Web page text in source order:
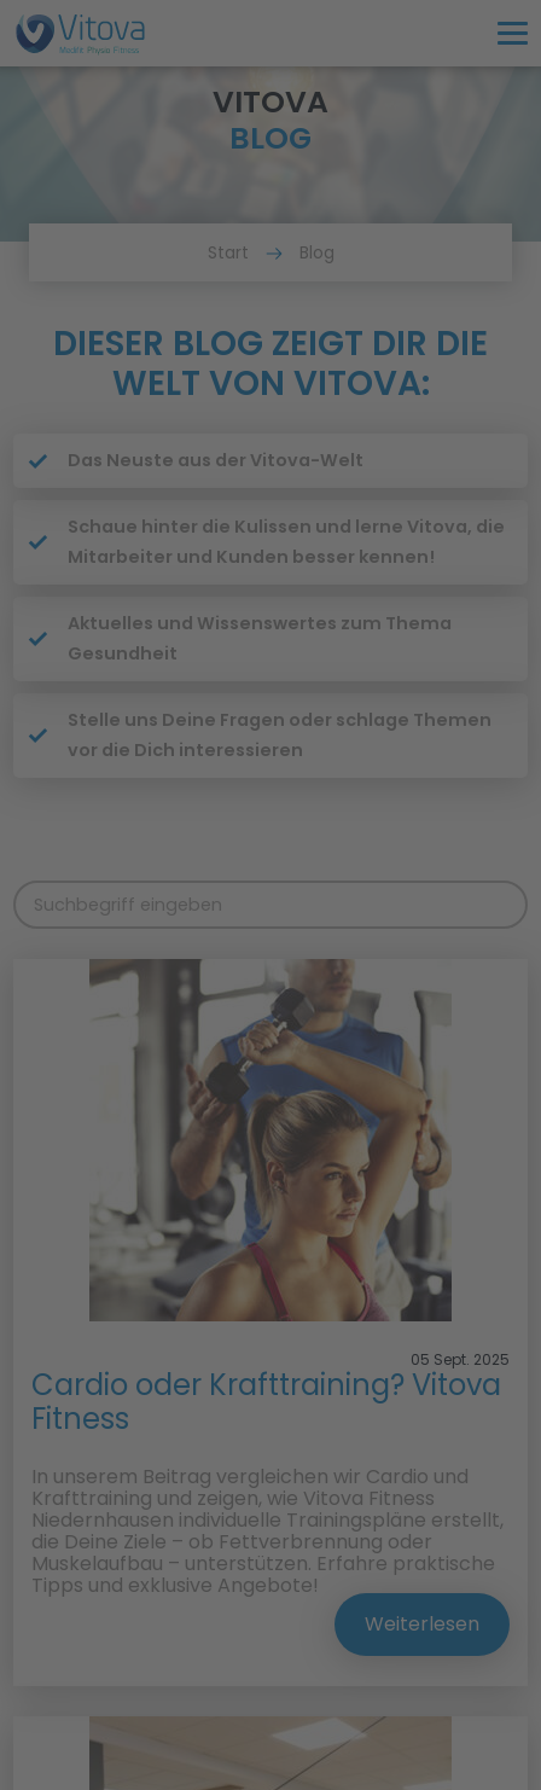
VITOVA
BLOG
Start Blog
DIESER BLOG ZEIGT DIR DIE
WELT VON VITOVA:
Das Neuste aus der Vitova-Welt
Schaue hinter die Kulissen und lerne Vitova, die
Mitarbeiter und Kunden besser kennen!
Aktuelles und Wissenswertes zum Thema
Gesundheit
Stelle uns Deine Fragen oder schlage Themen
vor die Dich interessieren
05 Sept. 2025
Cardio oder Krafttraining? Vitova
Fitness
In unserem Beitrag vergleichen wir Cardio und
Krafttraining und zeigen, wie Vitova Fitness
Niedernhausen individuelle Trainingspläne erstellt,
die Deine Ziele – ob Fettverbrennung oder
Muskelaufbau – unterstützen. Erfahre praktische
Tipps und exklusive Angebote!
Weiterlesen